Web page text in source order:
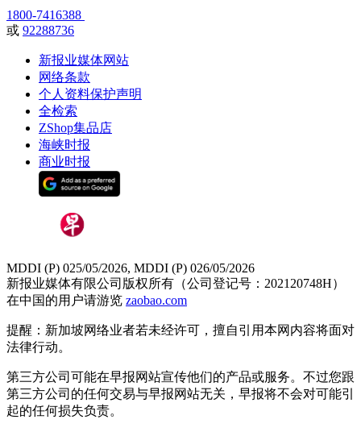
1800-7416388
或 92288736
新报业媒体网站
网络条款
个人资料保护声明
全检索
ZShop集品店
海峡时报
商业时报
MDDI (P) 025/05/2026, MDDI (P) 026/05/2026
新报业媒体有限公司版权所有（公司登记号：202120748H）
在中国的用户请游览 zaobao.com
提醒：新加坡网络业者若未经许可，擅自引用本网内容将面对
法律行动。
第三方公司可能在早报网站宣传他们的产品或服务。不过您跟
第三方公司的任何交易与早报网站无关，早报将不会对可能引
起的任何损失负责。